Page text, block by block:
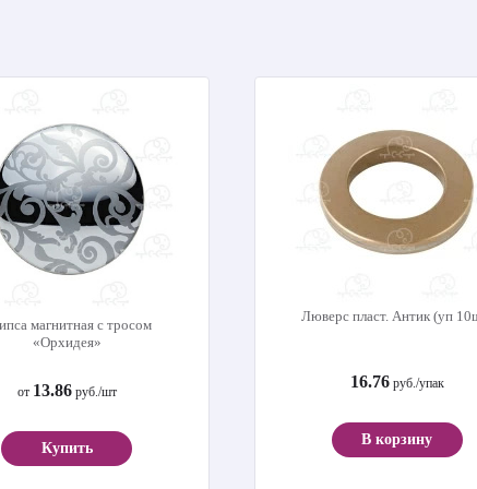
магнитная с тросом
«Орхидея»
от 13.86руб./шт
Купить
Люверс пласт. Антик (уп
16.76руб./упак
В корзину